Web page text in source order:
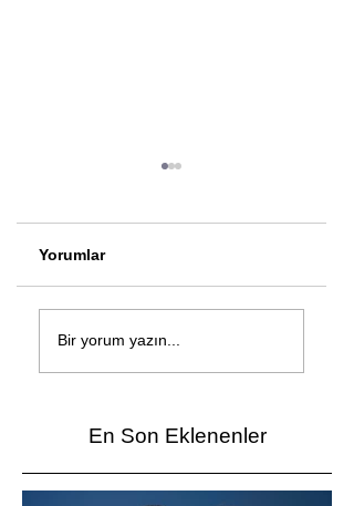
Çağan Şengül'den
yeni şarkı: Bir Ev
Yorumlar
Bir yorum yazın...
En Son Eklenenler